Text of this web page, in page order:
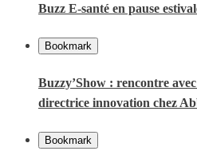
Buzz E-santé en pause
Bookmark
Buzzy’Show : rencontre
directrice innovation chez
Bookmark